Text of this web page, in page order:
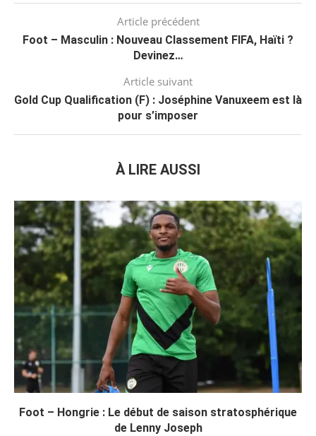
Article précédent
Foot – Masculin : Nouveau Classement FIFA, Haïti ?
Devinez…
Article suivant
Gold Cup Qualification (F) : Joséphine Vanuxeem est là
pour s’imposer
À LIRE AUSSI
Foot – Hongrie : Le début de saison stratosphérique
de Lenny Joseph